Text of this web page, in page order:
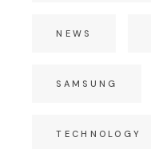
NEWS
SAMSUNG
TECHNOLOGY